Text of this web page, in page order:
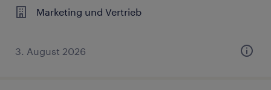
Marketing und Vertrieb
3. August 2026